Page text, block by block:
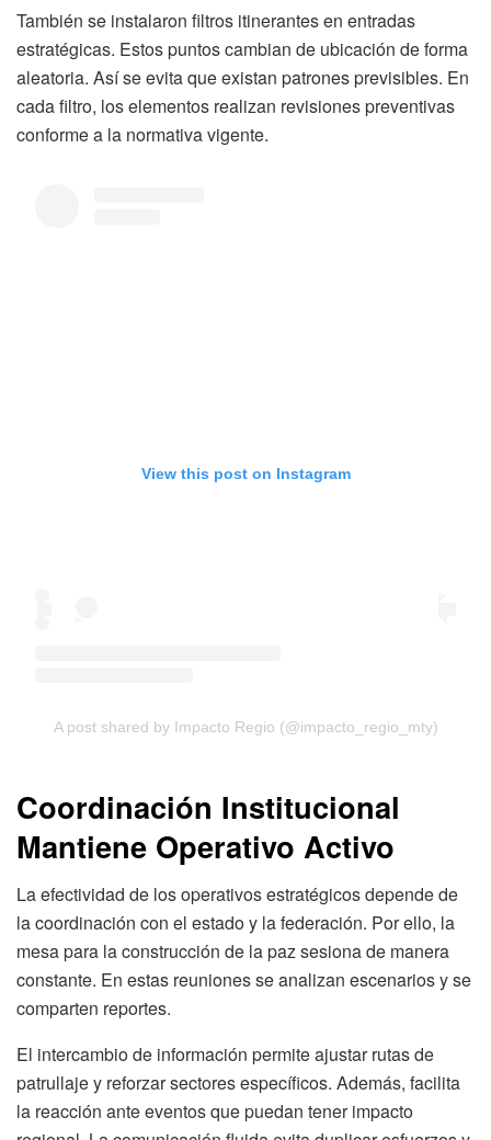
También se instalaron filtros itinerantes en entradas
estratégicas. Estos puntos cambian de ubicación de forma
aleatoria. Así se evita que existan patrones previsibles. En
cada filtro, los elementos realizan revisiones preventivas
conforme a la normativa vigente.
View this post on Instagram
A post shared by Impacto Regio (@impacto_regio_mty)
Coordinación Institucional
Mantiene Operativo Activo
La efectividad de los operativos estratégicos depende de
la coordinación con el estado y la federación. Por ello, la
mesa para la construcción de la paz sesiona de manera
constante. En estas reuniones se analizan escenarios y se
comparten reportes.
El intercambio de información permite ajustar rutas de
patrullaje y reforzar sectores específicos. Además, facilita
la reacción ante eventos que puedan tener impacto